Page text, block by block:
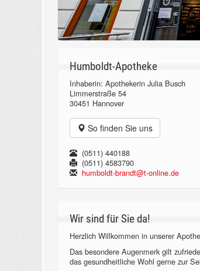
Humboldt-Apotheke
Inhaberin: Apothekerin Julia Busch
Limmerstraße 54
30451 Hannover
So finden Sie uns
(0511) 440188
(0511) 4583790
humboldt-brandt@t-online.de
Wir sind für Sie da!
Herzlich Willkommen in unserer
Das besondere Augenmerk gilt
das gesundheitliche Wohl gerne zur